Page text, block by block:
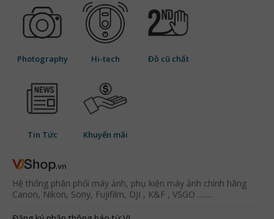
Photography Hi-tech Đồ cũ chất
Tin Tức Khuyến mãi
Hệ thống phân phối máy ảnh, phụ kiện máy ảnh chính hãng
Canon, Nikon, Sony, Fujifilm, DJI , K&F , VSGO ........